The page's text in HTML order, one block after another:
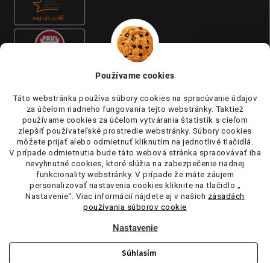
Používame cookies
Táto webstránka používa súbory cookies na spracúvanie údajov
za účelom riadneho fungovania tejto webstránky. Taktiež
používame cookies za účelom vytvárania štatistik s cieľom
zlepšiť používateľské prostredie webstránky. Súbory cookies
môžete prijať alebo odmietnuť kliknutím na jednotlivé tlačidlá.
V prípade odmietnutia bude táto webová stránka spracovávať iba
nevyhnutné cookies, ktoré slúžia na zabezpečenie riadnej
funkcionality webstránky. V prípade že máte záujem
personalizovať nastavenia cookies kliknite na tlačidlo „
Nastavenie“. Viac informácií nájdete aj v našich zásadách
používania súborov cookie
Nastavenie
Súhlasím
. Všetky práva vyhradené.